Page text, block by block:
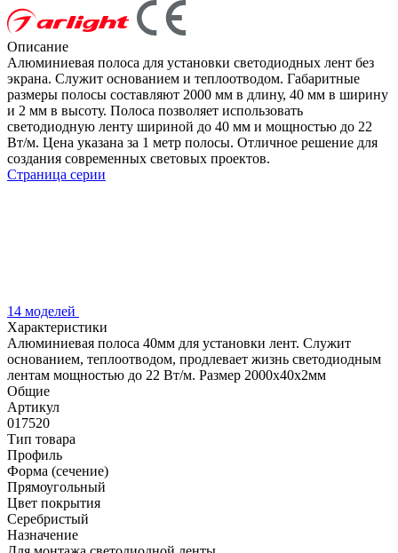
Описание
Алюминиевая полоса для установки светодиодных лент без
экрана. Служит основанием и теплоотводом. Габаритные
размеры полосы составляют 2000 мм в длину, 40 мм в ширину
и 2 мм в высоту. Полоса позволяет использовать
светодиодную ленту шириной до 40 мм и мощностью до 22
Вт/м. Цена указана за 1 метр полосы. Отличное решение для
создания современных световых проектов.
Страница серии
14 моделей
Характеристики
Алюминиевая полоса 40мм для установки лент. Служит
основанием, теплоотводом, продлевает жизнь светодиодным
лентам мощностью до 22 Вт/м. Размер 2000х40х2мм
Общие
Артикул
017520
Тип товара
Профиль
Форма (сечение)
Прямоугольный
Цвет покрытия
Серебристый
Назначение